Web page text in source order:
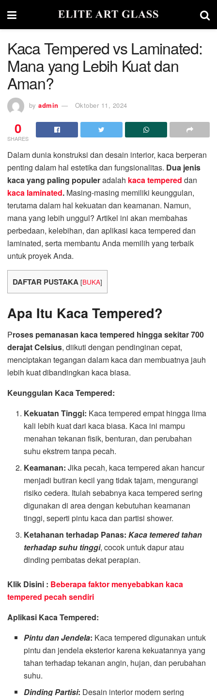
Kaca Tempered vs Laminated:
Mana yang Lebih Kuat dan
Aman?
by admin Oktober 11, 2024
0
SHARES
Dalam dunia konstruksi dan desain interior, kaca berperan
penting dalam hal estetika dan fungsionalitas. Dua jenis
kaca yang paling populeradalah kaca tempered dan
kaca laminated. Masing-masing memiliki keunggulan,
terutama dalam hal kekuatan dan keamanan. Namun,
mana yang lebih unggul? Artikel ini akan membahas
perbedaan, kelebihan, dan aplikasi kaca tempered dan
laminated, serta membantu Anda memilih yang terbaik
untuk proyek Anda.
DAFTAR PUSTAKA [BUKA]
Apa Itu Kaca Tempered?
Proses pemanasan kaca tempered hingga sekitar 700
derajat Celsius, diikuti dengan pendinginan cepat,
menciptakan tegangan dalam kaca dan membuatnya jauh
lebih kuat dibandingkan kaca biasa.
Keunggulan Kaca Tempered:
Kekuatan Tinggi: Kaca tempered empat hingga lima
kali lebih kuat dari kaca biasa. Kaca ini mampu
menahan tekanan fisik, benturan, dan perubahan
suhu ekstrem tanpa pecah.
Keamanan: Jika pecah, kaca tempered akan hancur
menjadi butiran kecil yang tidak tajam, mengurangi
risiko cedera. Itulah sebabnya kaca tempered sering
digunakan di area dengan kebutuhan keamanan
tinggi, seperti pintu kaca dan partisi shower.
Ketahanan terhadap Panas: Kaca temered tahan
terhadap suhu tinggi, cocok untuk dapur atau
dinding pembatas dekat perapian.
Klik Disini : Beberapa faktor menyebabkan kaca
tempered pecah sendiri
Aplikasi Kaca Tempered:
Pintu dan Jendela: Kaca tempered digunakan untuk
pintu dan jendela eksterior karena kekuatannya yang
tahan terhadap tekanan angin, hujan, dan perubahan
suhu.
Dinding Partisi: Desain interior modern sering